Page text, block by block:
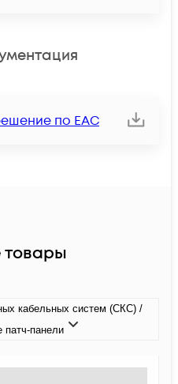
по ЕАС
товары
кабельных систем (СКС) /
патч-панели